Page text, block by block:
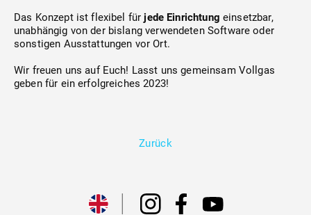
Das Konzept ist flexibel fürjede Einrichtung einsetzbar,
unabhängig von der bislang verwendeten Software oder
sonstigen Ausstattungen vor Ort.
Wir freuen uns auf Euch! Lasst uns gemeinsam Vollgas
geben für ein erfolgreiches 2023!
Zurück